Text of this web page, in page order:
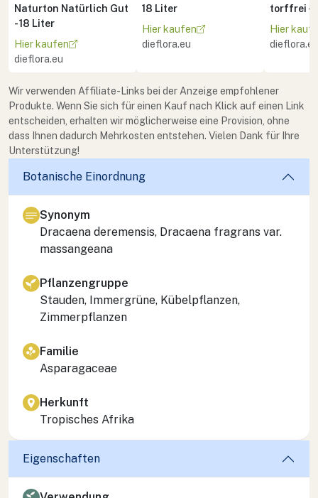
Naturton Natürlich Gut
- 18 Liter
Hier kaufen
dieflora.eu
18 Liter
Hier kaufen
dieflora.eu
torffrei -
Hier
dieflora.eu
Wir verwenden Affiliate-Links bei der Anzeige empfohlener
Produkte. Wenn Sie sich für einen Kauf nach Klick auf einen Link
entscheiden, erhalten wir möglicherweise eine Provision, ohne
dass Ihnen dadurch Mehrkosten entstehen. Vielen Dank für Ihre
Unterstützung!
Botanische Einordnung
Synonym
Dracaena deremensis, Dracaena fragrans var.
massangeana
Pflanzengruppe
Stauden, Immergrüne, Kübelpflanzen,
Zimmerpflanzen
Familie
Asparagaceae
Herkunft
Tropisches Afrika
Eigenschaften